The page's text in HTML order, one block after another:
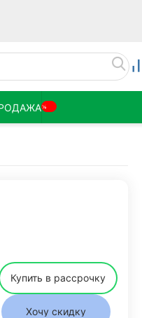
%
Купить в рассрочку
Хочу скидку